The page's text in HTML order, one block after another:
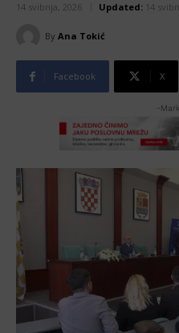
14 svibnja, 2026 Updated: 14
By Ana Tokić
Facebook X
-